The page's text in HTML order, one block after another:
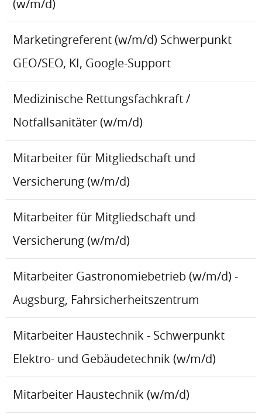
(w/m/d)
Marketingreferent (w/m/d) Schwerpunkt
GEO/SEO, KI, Google-Support
Medizinische Rettungsfachkraft /
Notfallsanitäter (w/m/d)
Mitarbeiter für Mitgliedschaft und
Versicherung (w/m/d)
Mitarbeiter für Mitgliedschaft und
Versicherung (w/m/d)
Mitarbeiter Gastronomiebetrieb (w/m/d) -
Augsburg, Fahrsicherheitszentrum
Mitarbeiter Haustechnik - Schwerpunkt
Elektro- und Gebäudetechnik (w/m/d)
Mitarbeiter Haustechnik (w/m/d)